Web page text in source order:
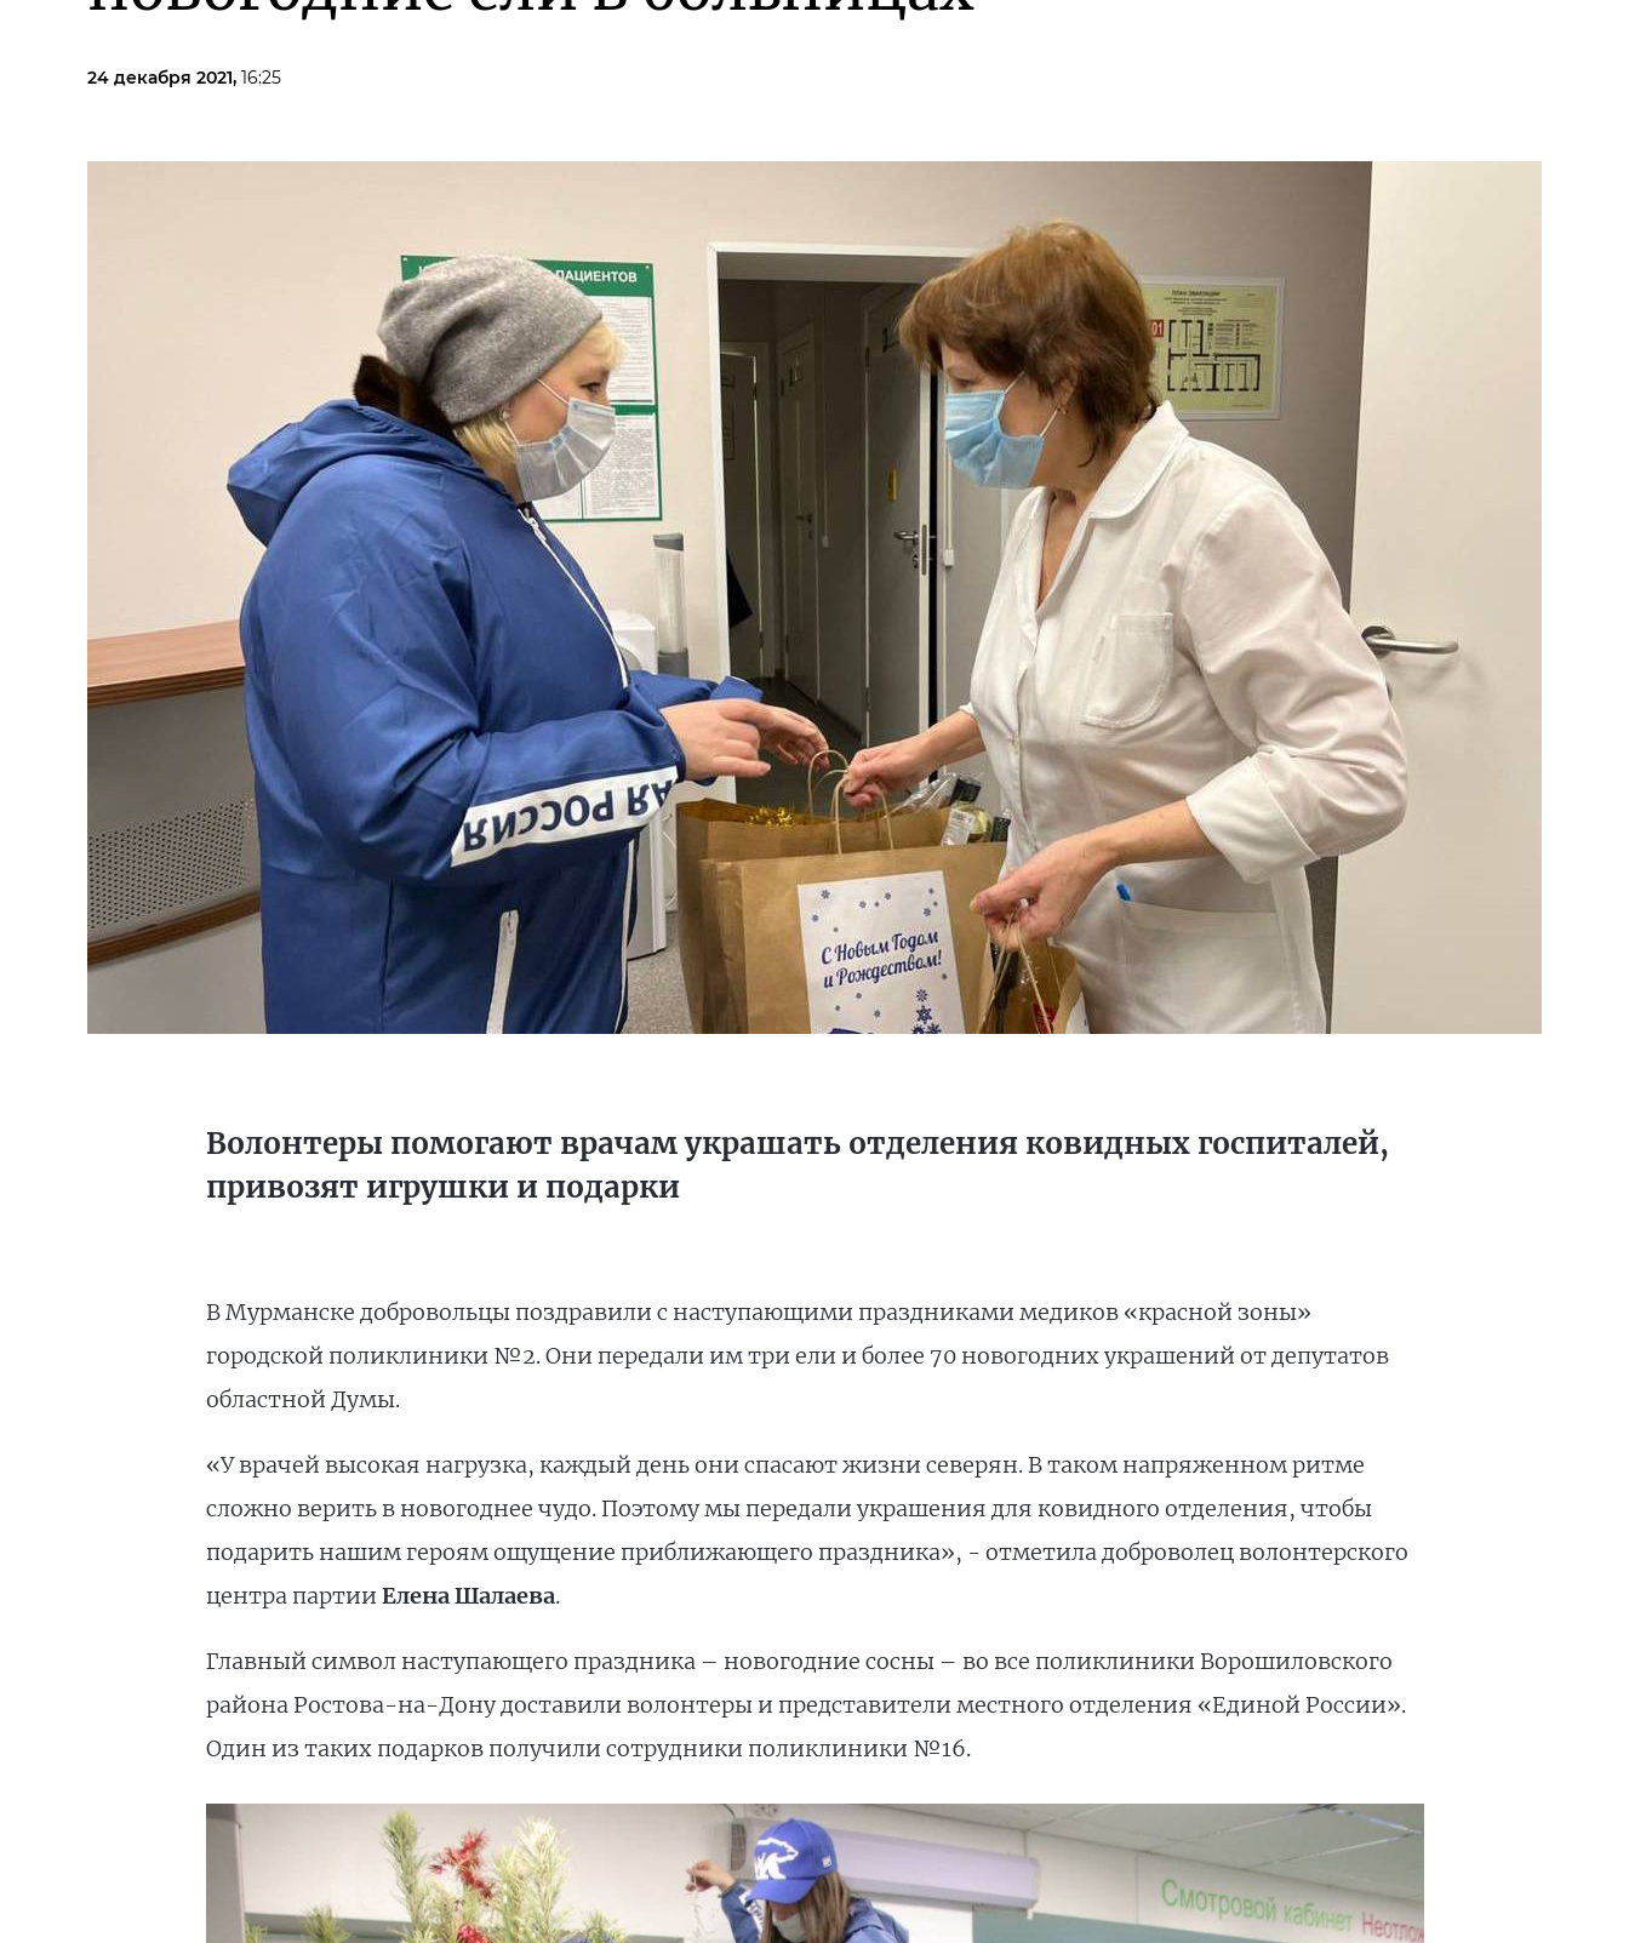
24 декабря 2021, 16:25
Волонтеры помогают врачам украшать отделения ковидных госпиталей,
привозят игрушки и подарки
В Мурманске добровольцы поздравили с наступающими праздниками медиков «красной зоны»
городской поликлиники №2. Они передали им три ели и более 70 новогодних украшений от депутатов
областной Думы.
«У врачей высокая нагрузка, каждый день они спасают жизни северян. В таком напряженном ритме
сложно верить в новогоднее чудо. Поэтому мы передали украшения для ковидного отделения, чтобы
подарить нашим героям ощущение приближающего праздника», - отметила доброволец волонтерского
центра партии Елена Шалаева.
Главный символ наступающего праздника – новогодние сосны – во все поликлиники Ворошиловского
района Ростова-на-Дону доставили волонтеры и представители местного отделения «Единой России».
Один из таких подарков получили сотрудники поликлиники №16.